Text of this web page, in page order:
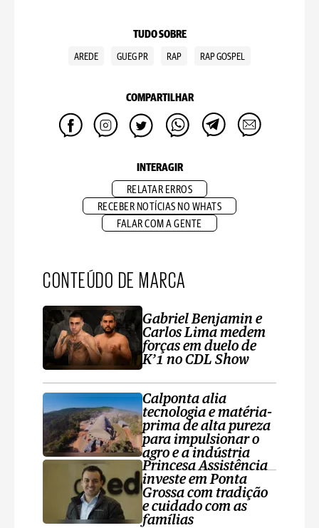
TUDO SOBRE
AREDE GUEG PR RAP RAP GOSPEL
COMPARTILHAR
INTERAGIR
RELATAR ERROS
RECEBER NOTÍCIAS NO WHATS
FALAR COM A GENTE
CONTEÚDO DE MARCA
Gabriel Benjamin e
Carlos Lima medem
forças em duelo de
K’1 no CDL Show
Calponta alia
tecnologia e matéria-
prima de alta pureza
para impulsionar o
agro e a indústria
Princesa Assistência
investe em Ponta
Grossa com tradição
e cuidado com as
famílias